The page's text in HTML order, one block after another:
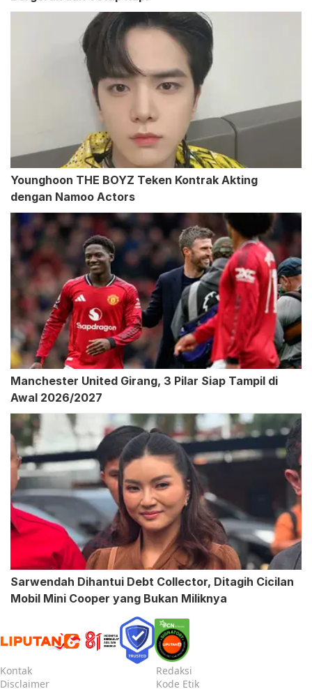
Younghoon THE BOYZ Teken Kontrak Akting
dengan Namoo Actors
Manchester United Girang, 3 Pilar Siap Tampil di
Awal 2026/2027
Sarwendah Dihantui Debt Collector, Ditagih Cicilan
Mobil Mini Cooper yang Bukan Miliknya
Kontak
Redaksi
Disclaimer
Kode Etik